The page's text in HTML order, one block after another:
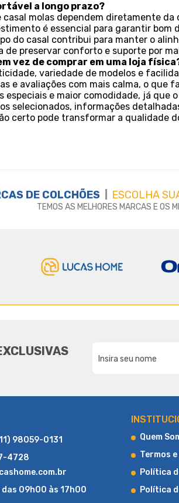
a longo prazo?
molas dependem diretamente
é essencial para garantir bom
do casal contribui para manter o
preservar conforto e suporte por
vez de comprar em uma loja
variedade de modelos e
e avaliações com mais calma, o que
especiais e maior comodidade, já
selecionados, informações
certo pode transformar a
DE COLCHÕES ESCOLHA
TEMOS AS MELHORES MARCAS E OS
A LUCAS HOME
CONHEÇA UM POUCO MAIS SOBRE
98059-0131
4728
das 09h00 às 17h00
Quem
Termos
Política
Política